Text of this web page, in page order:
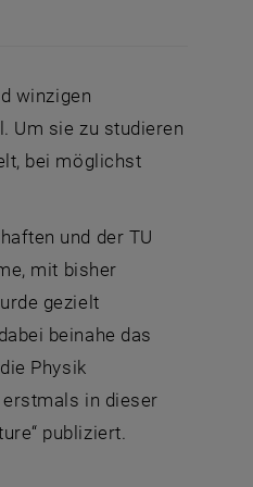
winzigen
Um sie zu studieren
bei möglichst
und der TU
mit bisher
gezielt
beinahe das
Physik
in dieser
“ publiziert.